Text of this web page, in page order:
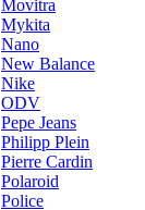
Movitra
Mykita
Nano
New Balance
Nike
ODV
Pepe Jeans
Philipp Plein
Pierre Cardin
Polaroid
Police